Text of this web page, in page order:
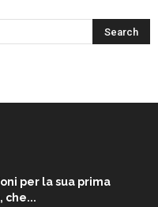
per la sua prima
che...